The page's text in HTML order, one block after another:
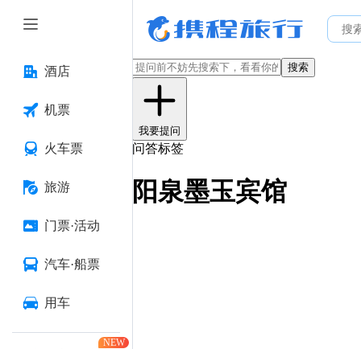
酒店
机票
火车票
旅游
门票·活动
汽车·船票
用车
NEW
搜索
我要提问
问答标签
阳泉墨玉宾馆